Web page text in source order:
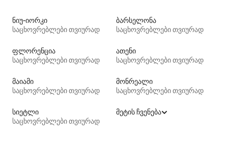
ნიუ-იორკი
საცხოვრებლები თვიურად
ბარსელონა
საცხოვრებლები თვიურად
ფლორენცია
საცხოვრებლები თვიურად
ათენი
საცხოვრებლები თვიურად
მაიამი
საცხოვრებლები თვიურად
მონრეალი
საცხოვრებლები თვიურად
სიეტლი
საცხოვრებლები თვიურად
მეტის ჩვენება